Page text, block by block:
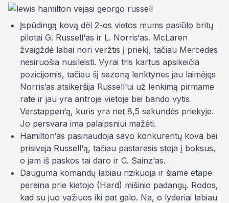
Įspūdingą kovą dėl 2-os vietos mums pasiūlo britų
pilotai G. Russell‘as ir L. Norris‘as. McLaren
žvaigždė labai nori veržtis į priekį, tačiau Mercedes
nesiruošia nusileisti. Vyrai tris kartus apsikeičia
pozicijomis, tačiau šį sezoną lenktynes jau laimėjęs
Norris‘as atsikeršija Russell‘ui už lenkimą pirmame
rate ir jau yra antroje vietoje bei bando vytis
Verstappen‘ą, kuris yra net 8,5 sekundės priekyje.
Jo persvara ima palaipsniui mažėti.
Hamilton‘as pasinaudoja savo konkurentų kova bei
prisiveja Russell‘ą, tačiau pastarasis stoja į boksus,
o jam iš paskos tai daro ir C. Sainz‘as.
Dauguma komandų labiau rizikuoja ir šiame etape
pereina prie kietojo (Hard) mišinio padangų. Rodos,
kad su juo važiuos iki pat galo. Na, o lyderiai labiau